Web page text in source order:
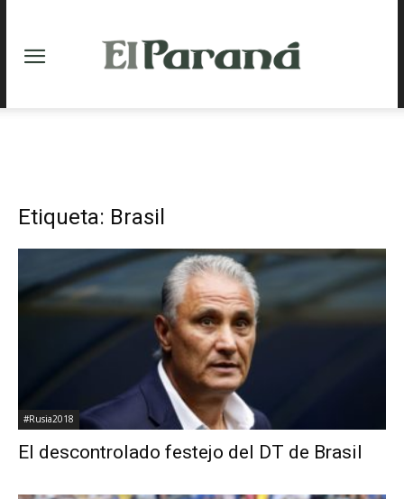
Etiqueta: Brasil
#Rusia2018
El descontrolado festejo del DT de Brasil